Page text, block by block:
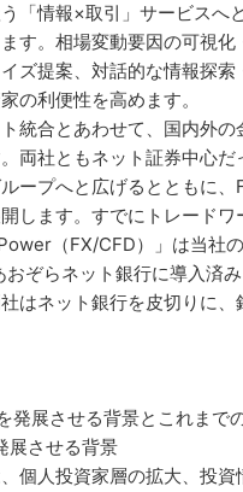
「情報×取引」サービスへ
す。相場変動要因の可視化
ズ提案、対話的な情報探索
の利便性を高めます。
統合とあわせて、国内外の
両社ともネット証券中心
ープへと広げるとともに、
します。すでにトレードワ
（FX/CFD）」は当社
おぞらネット銀行に導入済
はネット銀行を皮切りに、
発展させる背景とこれまで
展させる背景
個人投資家層の拡大、投資